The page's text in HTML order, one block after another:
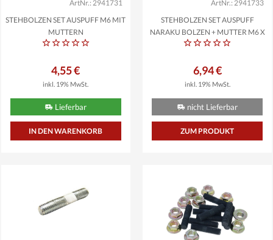
ArtNr.: 2941731
STEHBOLZEN SET AUSPUFF M6 MIT
MUTTERN
4,55 €
inkl. 19% MwSt.
Lieferbar
ArtNr.: 2941733
STEHBOLZEN SET AUSPUFF
NARAKU BOLZEN + MUTTER M6 X
M7
6,94 €
inkl. 19% MwSt.
nicht Lieferbar
ZUM PRODUKT